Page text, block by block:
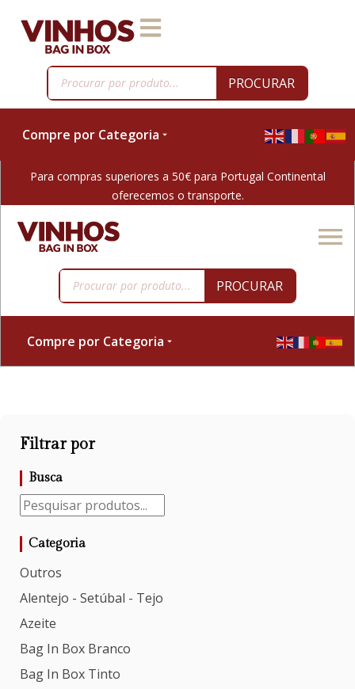
PROCURAR
Compre por Categoria
Para compras superiores a 50€ para Portugal Continental
oferecemos o transporte.
PROCURAR
Compre por Categoria
Filtrar por
Busca
Categoria
Outros
Alentejo - Setúbal - Tejo
Azeite
Bag In Box Branco
Bag In Box Tinto